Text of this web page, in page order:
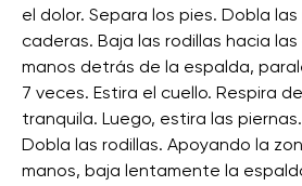
el dolor. Separa los pies. Dobla
caderas. Baja las rodillas hacia
manos detrás de la espalda,
7 veces. Estira el cuello. Respira
tranquila. Luego, estira las
Dobla las rodillas. Apoyando la
manos, baja lentamente la